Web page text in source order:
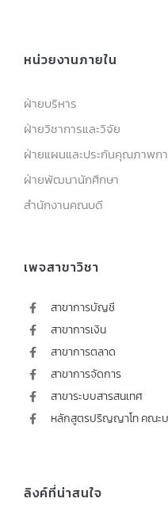
หน่วยงานภายใน
ฝ่ายบริหาร
ฝ่ายวิชาการและวิจัย
ฝ่ายแผนและประกันคุณภาพก
ฝ่ายพัฒนานักศึกษา
สำนักงานคณบดี
เพจสาขาวิชา
สาขาการบัญชี
สาขาการเงิน
สาขาการตลาด
สาขาการจัดการ
สาขาระบบสารสนเทศ
หลักสูตรปริญญาโท คณะบ
ลิงค์ที่น่าสนใจ